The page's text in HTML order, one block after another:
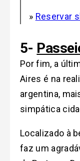
» Reservar
5-
Por fim, a
Aires é na
argentina,
simpática
Localizado à
faz um